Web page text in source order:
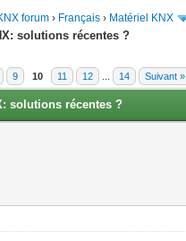
forum › Français › Matériel KNX
solutions récentes ?
9 10 11 12 14 Suivant »
solutions récentes ?